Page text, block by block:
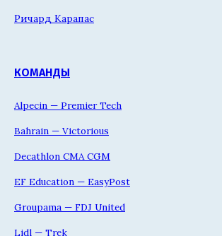
Ричард Карапас
КОМАНДЫ
Alpecin — Premier Tech
Bahrain — Victorious
Decathlon CMA CGM
EF Education — EasyPost
Groupama — FDJ United
Lidl — Trek